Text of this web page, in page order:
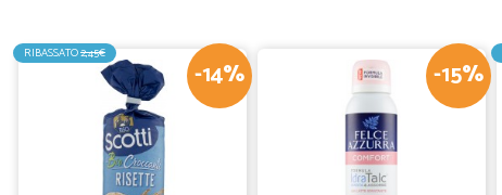
-14%
RIBASSATO2,45€
-15%